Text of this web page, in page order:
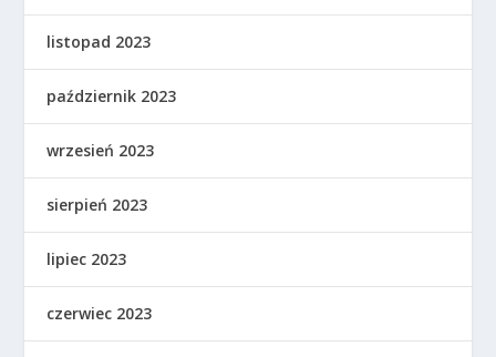
listopad 2023
październik 2023
wrzesień 2023
sierpień 2023
lipiec 2023
czerwiec 2023